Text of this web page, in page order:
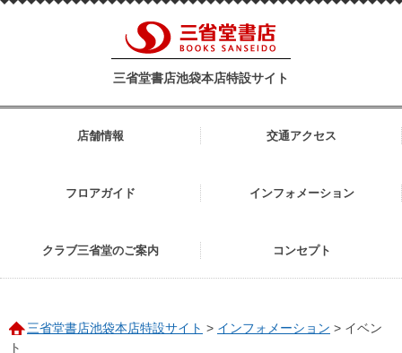
三省堂書店池袋本店特設サイト
店舗情報 交通アクセス
フロアガイド インフォメーション
クラブ三省堂のご案内 コンセプト
三省堂書店池袋本店特設サイト > インフォメーション > イベン
ト